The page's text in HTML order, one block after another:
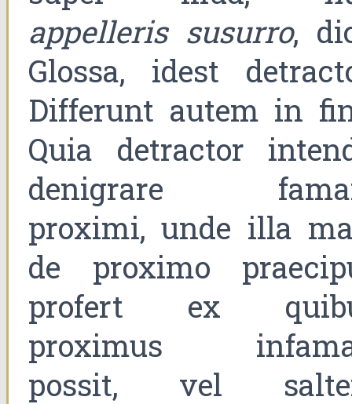
appelleris susurro,
Glossa, idest
Differunt autem in
Quia detractor
denigrare
proximi, unde illa
de proximo
profert ex
proximus
possit, vel